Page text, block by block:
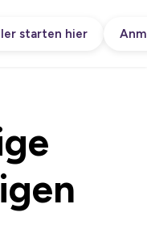
starten hier